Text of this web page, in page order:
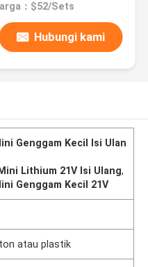
：$52/Sets
Hubungi kami
Genggam Kecil Isi Ulan
Lithium 21V Isi Ulang,
Genggam Kecil 21V
atau plastik